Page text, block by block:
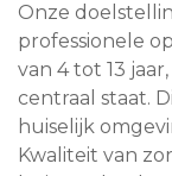
Onze
professionele
van 4 tot 13
centraal staat.
huiselijk
Kwaliteit van